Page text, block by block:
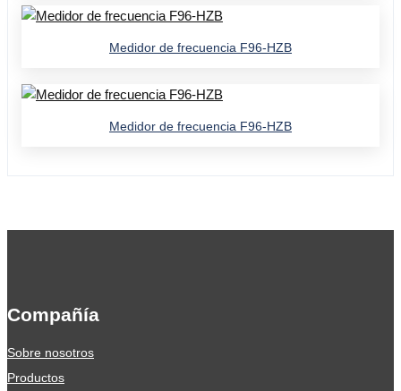
Medidor de frecuencia F96-HZB
Medidor de frecuencia F96-HZB
Compañía
Sobre nosotros
Productos